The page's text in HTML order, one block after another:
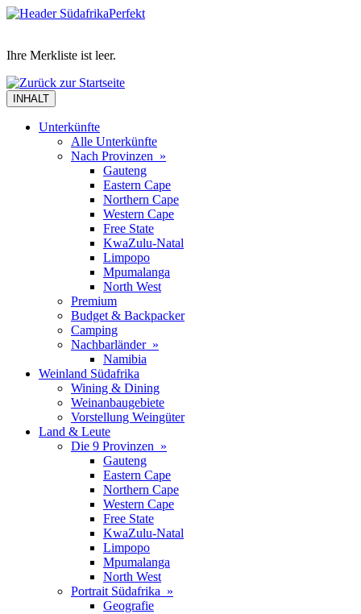
Ihre Merkliste ist leer.
INHALT
Unterkünfte
Alle Unterkünfte
Nach Provinzen »
Gauteng
Eastern Cape
Northern Cape
Western Cape
Free State
KwaZulu-Natal
Limpopo
Mpumalanga
North West
Premium
Budget & Backpacker
Camping
Nachbarländer »
Namibia
Weinland Südafrika
Wining & Dining
Weinanbaugebiete
Vorstellung Weingüter
Land & Leute
Die 9 Provinzen »
Gauteng
Eastern Cape
Northern Cape
Western Cape
Free State
KwaZulu-Natal
Limpopo
Mpumalanga
North West
Portrait Südafrika »
Geografie